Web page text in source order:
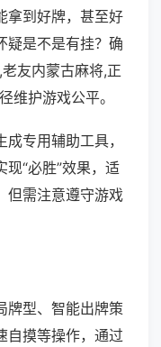
拿到好牌，甚至好
疑是不是有挂？确
友内蒙古麻将,正
维护游戏公平。
专用辅助工具，
“必胜”效果，适
但需注意遵守游戏
牌型、智能出牌策
自摸等操作，通过